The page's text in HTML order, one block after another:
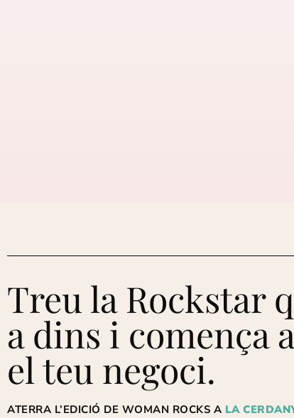
Treu la Rockstar
a dins i comença
el teu negoci.
ATERRA L’EDICIÓ DE WOMAN ROCKS A LA